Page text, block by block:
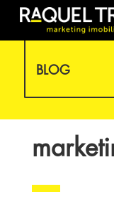
BLOG